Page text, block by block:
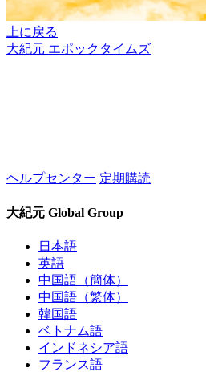
上に戻る
大紀元 エポックタイムズ
ヘルプセンター 定期購読
大紀元 Global Group
日本語
英語
中国語（簡体）
中国語（繁体）
韓国語
ベトナム語
インドネシア語
フランス語